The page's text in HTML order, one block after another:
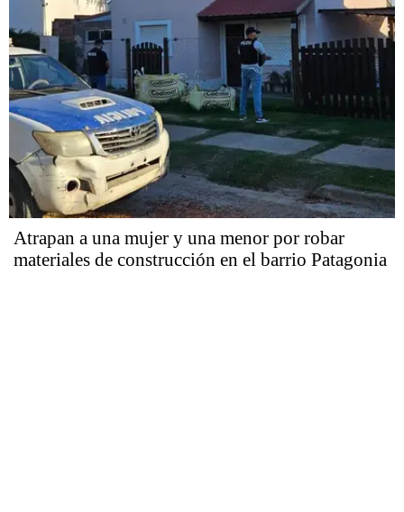
Atrapan a una mujer y una menor por robar
materiales de construcción en el barrio Patagonia